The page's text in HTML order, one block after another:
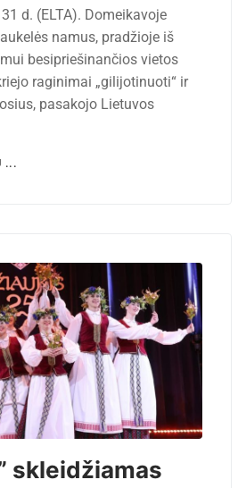
d. (ELTA). Domeikavoje
namus, pradžioje iš
besipriešinančios vietos
raginimai „gilijotinuoti“ ir
pasakojo Lietuvos
...
skleidžiamas